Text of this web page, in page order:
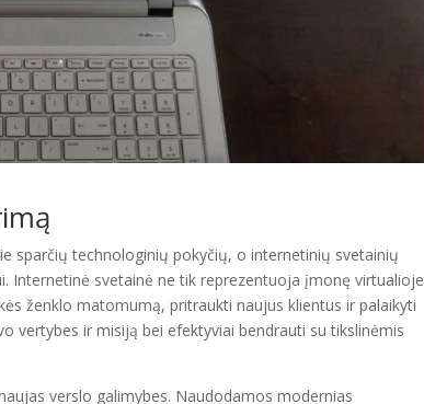
sparčių technologinių pokyčių, o internetinių svetainių
Internetinė svetainė ne tik reprezentuoja įmonę virtualioje
ženklo matomumą, pritraukti naujus klientus ir palaikyti
vertybes ir misiją bei efektyviai bendrauti su tikslinėmis
verslo galimybes. Naudodamos modernias